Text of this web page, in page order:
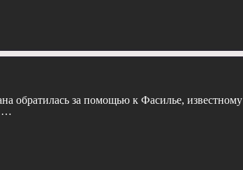
обратилась за помощью к Фасилье, известному
…